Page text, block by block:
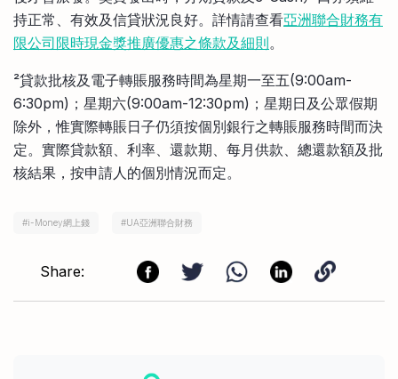
持正常、有效及信貸狀況良好。詳情請查看亞洲聯合財務有
限公司限時現金獎推廣優惠之條款及細則。
²貸款批核及電子轉賬服務時間為星期一至五(9:00am-
6:30pm)；星期六(9:00am-12:30pm)；星期日及公眾假期
除外，惟實際轉賬日子仍須按個別銀行之轉賬服務時間而決
定。實際貸款額、利率、還款期、每月供款、總還款額及批
核結果，按申請人的個別情況而定。
#i-Money網上錢 #UA亞洲聯合財務
Share: